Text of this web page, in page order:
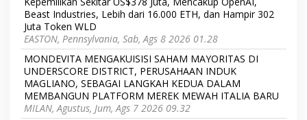
Beast Industries, Lebih dari 16.000 ETH, dan Hampir 302
Juta Token WLD
EASTON, Pennsylvania, Sab, Ags 8 2026 01.28
MONDEVITA MENGAKUISISI SAHAM MAYORITAS DI
UNDERSCORE DISTRICT, PERUSAHAAN INDUK
MAGLIANO, SEBAGAI LANGKAH KEDUA DALAM
MEMBANGUN PLATFORM MEREK MEWAH ITALIA BARU
MILAN, Agustus, Jum, Ags 7 2026 09.32